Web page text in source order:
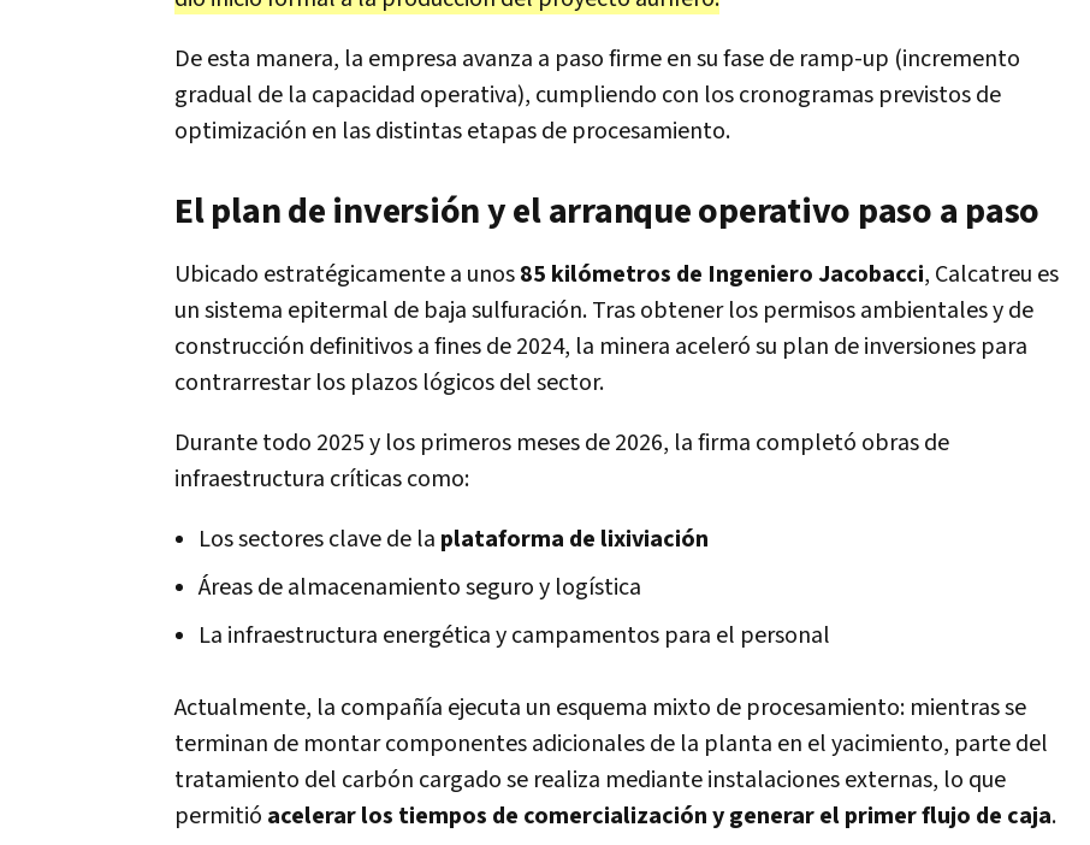
De esta manera, la empresa avanza a paso firme en su fase de ramp-up (incremento
gradual de la capacidad operativa), cumpliendo con los cronogramas previstos de
optimización en las distintas etapas de procesamiento.
El plan de inversión y el arranque operativo paso a paso
Ubicado estratégicamente a unos85 kilómetros de Ingeniero Jacobacci, Calcatreu es
un sistema epitermal de baja sulfuración. Tras obtener los permisos ambientales y de
construcción definitivos a fines de 2024, la minera aceleró su plan de inversiones para
contrarrestar los plazos lógicos del sector.
Durante todo 2025 y los primeros meses de 2026, la firma completó obras de
infraestructura críticas como:
Los sectores clave de la plataforma de lixiviación
Áreas de almacenamiento seguro y logística
La infraestructura energética y campamentos para el personal
Actualmente, la compañía ejecuta un esquema mixto de procesamiento: mientras se
terminan de montar componentes adicionales de la planta en el yacimiento, parte del
tratamiento del carbón cargado se realiza mediante instalaciones externas, lo que
permitió acelerar los tiempos de comercialización y generar el primer flujo de caja.